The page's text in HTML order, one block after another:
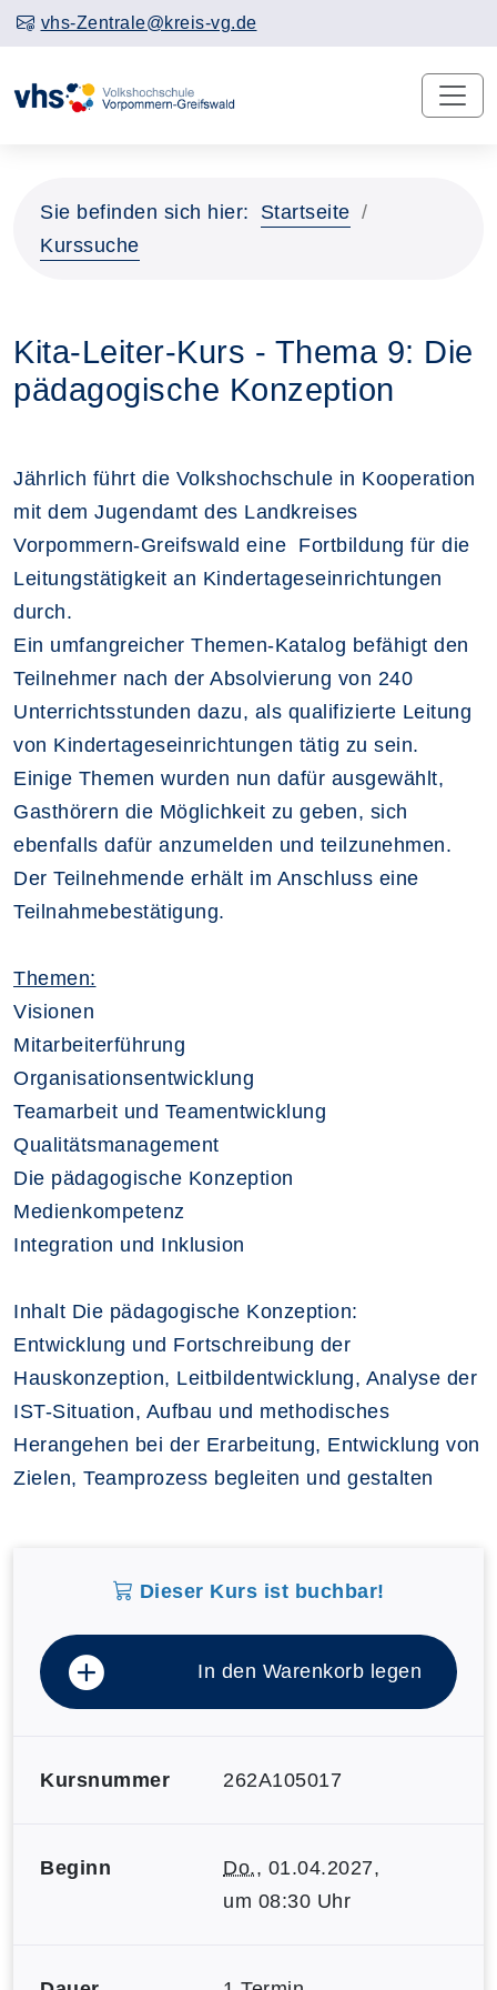
vhs-Zentrale@kreis-vg.de
Sie befinden sich hier:
Startseite
Kurssuche
Kita-Leiter-Kurs - Thema 9: Die
pädagogische Konzeption
Jährlich führt die Volkshochschule in Kooperation
mit dem Jugendamt des Landkreises
Vorpommern-Greifswald eine Fortbildung für die
Leitungstätigkeit an Kindertageseinrichtungen
durch.
Ein umfangreicher Themen-Katalog befähigt den
Teilnehmer nach der Absolvierung von 240
Unterrichtsstunden dazu, als qualifizierte Leitung
von Kindertageseinrichtungen tätig zu sein.
Einige Themen wurden nun dafür ausgewählt,
Gasthörern die Möglichkeit zu geben, sich
ebenfalls dafür anzumelden und teilzunehmen.
Der Teilnehmende erhält im Anschluss eine
Teilnahmebestätigung.
Themen:
Visionen
Mitarbeiterführung
Organisationsentwicklung
Teamarbeit und Teamentwicklung
Qualitätsmanagement
Die pädagogische Konzeption
Medienkompetenz
Integration und Inklusion
Inhalt Die pädagogische Konzeption:
Entwicklung und Fortschreibung der
Hauskonzeption, Leitbildentwicklung, Analyse der
IST-Situation, Aufbau und methodisches
Herangehen bei der Erarbeitung, Entwicklung von
Zielen, Teamprozess begleiten und gestalten
Dieser Kurs ist buchbar!
In den Warenkorb legen
Kursnummer 262A105017
Beginn Do., 01.04.2027,
um 08:30 Uhr